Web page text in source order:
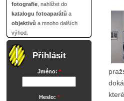
fotografie , nahlížet do
katalogu fotoaparátů a
objektivů a mnoho dalších
výhod.
Přihlásit
Jméno: *
Heslo: *